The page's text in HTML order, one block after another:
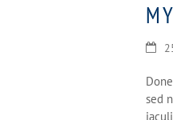
sed